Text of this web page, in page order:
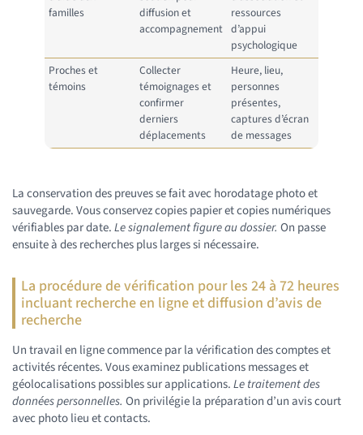
familles
diffusion et
accompagnement
ressources
d’appui
psychologique
Proches et
témoins
Collecter
témoignages et
confirmer
derniers
déplacements
Heure, lieu,
personnes
présentes,
captures d’écran
de messages
La conservation des preuves se fait avec horodatage photo et
sauvegarde. Vous conservez copies papier et copies numériques
vérifiables par date.Le signalement figure au dossier. On passe
ensuite à des recherches plus larges si nécessaire.
La procédure de vérification pour les 24 à 72 heures
incluant recherche en ligne et diffusion d’avis de
recherche
Un travail en ligne commence par la vérification des comptes et
activités récentes. Vous examinez publications messages et
géolocalisations possibles sur applications.Le traitement des
données personnelles. On privilégie la préparation d’un avis court
avec photo lieu et contacts.